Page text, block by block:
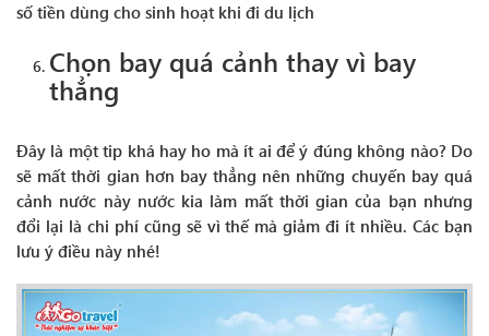
số tiền dùng cho sinh hoạt khi đi du lịch
Chọn bay quá cảnh thay vì bay
thẳng
Đây là một tip khá hay ho mà ít ai để ý đúng không nào? Do
sẽ mất thời gian hơn bay thẳng nên những chuyến bay quá
cảnh nước này nước kia làm mất thời gian của bạn nhưng
đổi lại là chi phí cũng sẽ vì thế mà giảm đi ít nhiều. Các bạn
lưu ý điều này nhé!